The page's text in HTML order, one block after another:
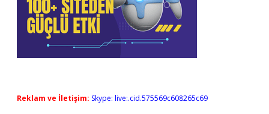
Reklam ve İletişim: Skype: live:.cid.575569c608265c69